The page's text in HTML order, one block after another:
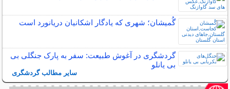
گُمیشان؛ شهری که یادگار اشکانیان دریانورد است
گردشگری در آغوش طبیعت: سفر به پارک جنگلی بی
بی یانلو
سایر مطالب گردشگری